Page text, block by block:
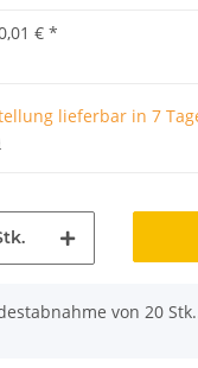
€ *
lieferbar in 7
von 20